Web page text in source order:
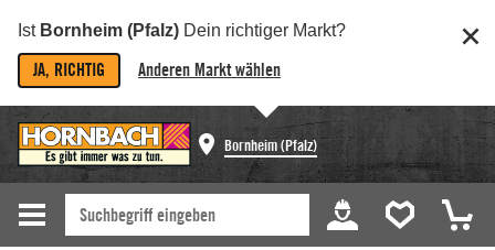
Ist Bornheim (Pfalz) Dein richtiger Markt?
JA, RICHTIG Anderen Markt wählen
Bornheim (Pfalz)